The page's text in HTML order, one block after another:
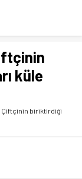
küle
Çiftçinin biriktirdiği